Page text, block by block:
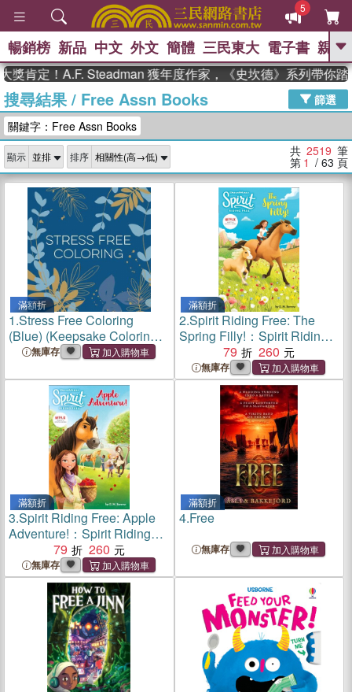
5
GO
熱搜： 東野圭吾 高希均教授回憶錄
、 The Odyssey 、 父親節 、 如果歷
獎 臺灣漫遊錄 、 方念華 、 台灣的李
登輝時代
數學女孩：黎曼猜想 、
偉大的迷走神經
暢銷榜 新品 中文 外文 簡體 三民東大 電子書 親子
！A.F. Steadman 獲年度作家，《史坎德》系列帶你踏上熱血
搜尋結果/ Free Assn Books
篩選
關鍵字：Free Assn Books
顯示 排序 共 2519 筆
第 1 / 63 頁
滿額折
1.Stress Free Coloring
(Blue) (Keepsake Coloring
Books)
無庫存
滿額折
2.Spirit Riding Free: The
Spring Filly!：Spirit Riding
Free Chapter Books
79 260
無庫存
滿額折
3.Spirit Riding Free: Apple
Adventure!：Spirit Riding
Free Chapter Books
79 260
無庫存
滿額折
4.Free
無庫存